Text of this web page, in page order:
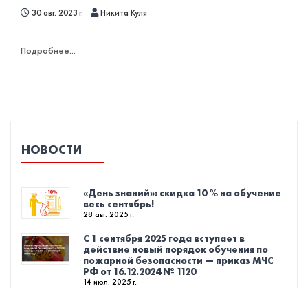
30 авг. 2023 г. Никита Куля
Подробнее...
НОВОСТИ
«День знаний»: скидка 10 % на обучение
весь сентябрь!
28 авг. 2025 г.
С 1 сентября 2025 года вступает в
действие новый порядок обучения по
пожарной безопасности — приказ МЧС
РФ от 16.12.2024 № 1120
14 июл. 2025 г.